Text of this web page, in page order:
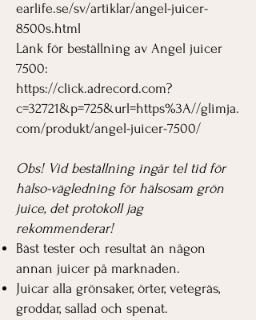
earlife.se/sv/artiklar/angel-juicer-
8500s.html
Länk för beställning av Angel juicer
7500:
https://click.adrecord.com?
c=32721&p=725&url=https%3A//glimja.
com/produkt/angel-juicer-7500/
Obs! Vid beställning ingår tel tid för
hälso-vägledning för hälsosam grön
juice, det protokoll jag
rekommenderar!
Bäst tester och resultat än någon
annan juicer på marknaden.
Juicar alla grönsaker, örter, vetegräs,
groddar, sallad och spenat.